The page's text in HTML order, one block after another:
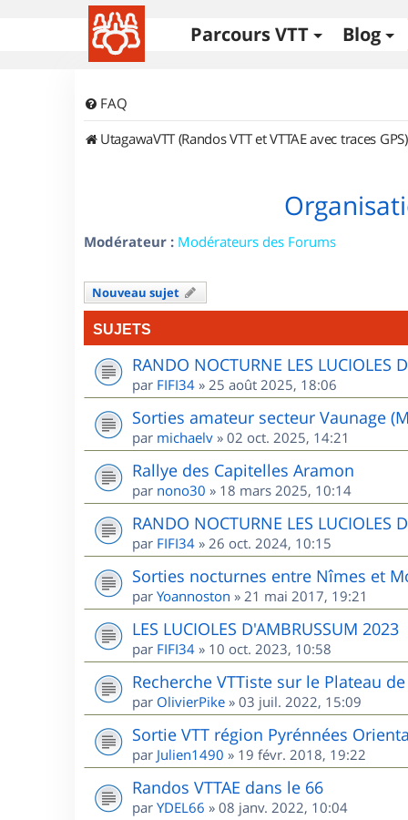
Parcours VTT Blog
FAQ
UtagawaVTT (Randos VTT et VTTAE avec traces GPS)
Modérateur : Modérateurs des Forums
Nouveau sujet
SUJETS
RANDO NOCTURNE LES LUCIOLES
par FIFI34 » 25 août 2025, 18:06
Sorties amateur secteur Vaunage
par michaelv » 02 oct. 2025, 14:21
Rallye des Capitelles Aramon
par nono30 » 18 mars 2025, 10:14
RANDO NOCTURNE LES LUCIOLES
par FIFI34 » 26 oct. 2024, 10:15
Sorties nocturnes entre Nîmes et
par Yoannoston » 21 mai 2017, 19:21
LES LUCIOLES D'AMBRUSSUM 2023
par FIFI34 » 10 oct. 2023, 10:58
Recherche VTTiste sur le Plateau
par OlivierPike » 03 juil. 2022, 15:09
Sortie VTT région Pyrénnées
par Julien1490 » 19 févr. 2018, 19:22
Randos VTTAE dans le 66
par YDEL66 » 08 janv. 2022, 10:04